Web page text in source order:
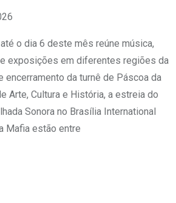
o dia 6 deste mês reúne música,
e exposições em diferentes regiões da
da turnê de Páscoa da
Arte, Cultura e História, a estreia do
Sonora no Brasília International
Mafia estão entre